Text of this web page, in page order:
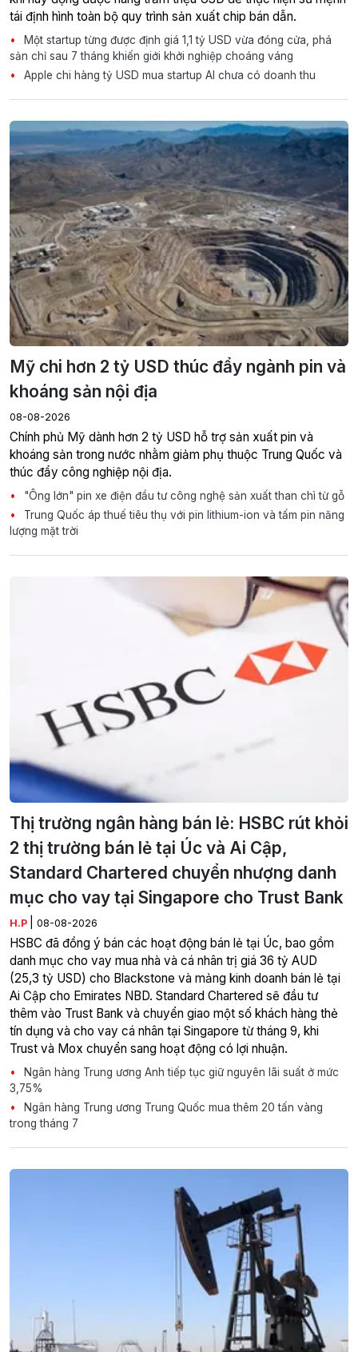
tái định hình toàn bộ quy trình sản xuất chip bán dẫn.
Một startup từng được định giá 1,1 tỷ USD vừa đóng cửa, phá
sản chỉ sau 7 tháng khiến giới khởi nghiệp choáng váng
Apple chi hàng tỷ USD mua startup AI chưa có doanh thu
Mỹ chi hơn 2 tỷ USD thúc đẩy ngành pin và
khoáng sản nội địa
08-08-2026
Chính phủ Mỹ dành hơn 2 tỷ USD hỗ trợ sản xuất pin và
khoáng sản trong nước nhằm giảm phụ thuộc Trung Quốc và
thúc đẩy công nghiệp nội địa.
"Ông lớn" pin xe điện đầu tư công nghệ sản xuất than chì từ gỗ
Trung Quốc áp thuế tiêu thụ với pin lithium-ion và tấm pin năng
lượng mặt trời
Thị trường ngân hàng bán lẻ: HSBC rút khỏi
2 thị trường bán lẻ tại Úc và Ai Cập,
Standard Chartered chuyển nhượng danh
mục cho vay tại Singapore cho Trust Bank
H.P 08-08-2026
HSBC đã đồng ý bán các hoạt động bán lẻ tại Úc, bao gồm
danh mục cho vay mua nhà và cá nhân trị giá 36 tỷ AUD
(25,3 tỷ USD) cho Blackstone và mảng kinh doanh bán lẻ tại
Ai Cập cho Emirates NBD. Standard Chartered sẽ đầu tư
thêm vào Trust Bank và chuyển giao một số khách hàng thẻ
tín dụng và cho vay cá nhân tại Singapore từ tháng 9, khi
Trust và Mox chuyển sang hoạt động có lợi nhuận.
Ngân hàng Trung ương Anh tiếp tục giữ nguyên lãi suất ở mức
3,75%
Ngân hàng Trung ương Trung Quốc mua thêm 20 tấn vàng
trong tháng 7